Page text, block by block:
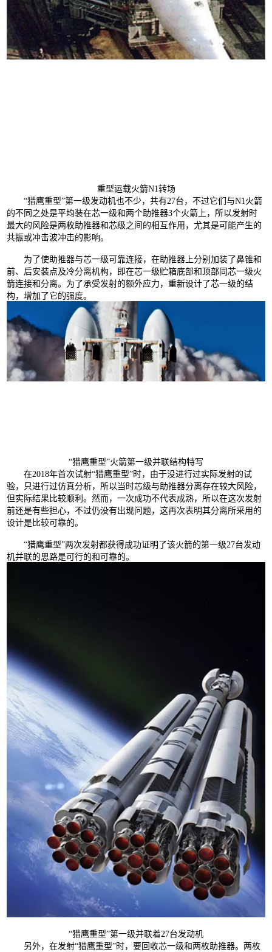
重型运载火箭N1转场
“猎鹰重型”第一级发动机也不少，共有27台，不过它们与N1火箭
的不同之处是平均装在芯一级和两个助推器3个火箭上，所以发射时
最大的风险是两枚助推器和芯级之间的相互作用，尤其是可能产生的
共振或冲击波冲击的影响。
为了使助推器与芯一级可靠连接，在助推器上分别加装了鼻锥和
前、后安装点及冷分离机构，即在芯一级贮箱底部和顶部同芯一级火
箭连接和分离。为了承受发射的额外应力，重新设计了芯一级的结
构，增加了它的强度。
“猎鹰重型”火箭第一级并联结构特写
在2018年首次试射“猎鹰重型”时，由于没进行过实际发射的试
验，只进行过仿真分析，所以当时芯级与助推器分离存在较大风险，
但实际结果比较顺利。然而，一次成功不代表成熟，所以在这次发射
前还是有些担心，不过仍没有出现问题，这再次表明其分离所采用的
设计是比较可靠的。
“猎鹰重型”两次发射都获得成功证明了该火箭的第一级27台发动
机并联的思路是可行的和可靠的。
“猎鹰重型”第一级并联着27台发动机
另外，在发射“猎鹰重型”时，要回收芯一级和两枚助推器。两枚